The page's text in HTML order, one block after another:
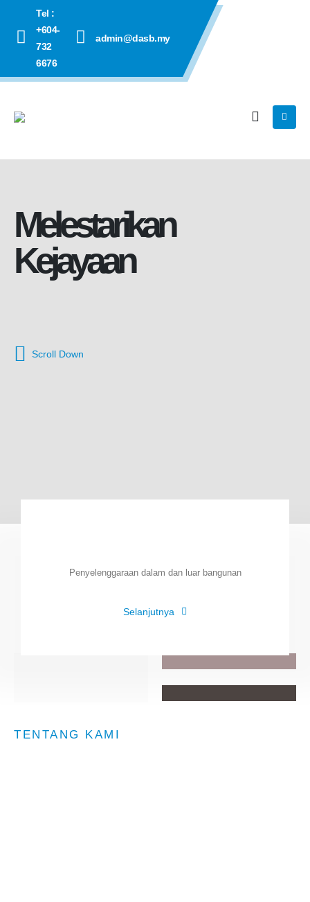
Tel :
+604-
732
6676
admin@dasb.my
Melestarikan
Kejayaan​​
Scroll Down
Penyelenggaraan dalam dan luar bangunan
Selanjutnya
TENTANG KAMI